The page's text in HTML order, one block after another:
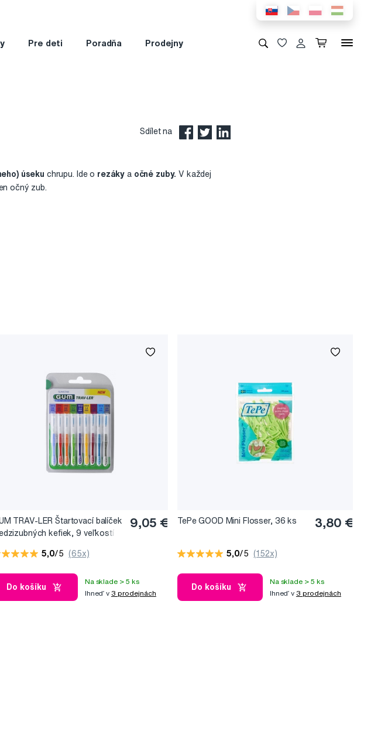
Pre deti Poradňa Prodejny
Sdílet na
úseku chrupu. Ide o rezáky a očné zuby. V každej
očný zub.
TRAV-LER Štartovací balíček
kefiek, 9 veľkostí
9,05 €
5,0/5 (65x)
Do košíku
Na sklade > 5 ks
Ihneď v 3 prodejnách
TePe GOOD Mini Flosser, 36 ks 3,80 €
5,0/5 (152x)
Do košíku
Na sklade > 5 ks
Ihneď v 3 prodejnách